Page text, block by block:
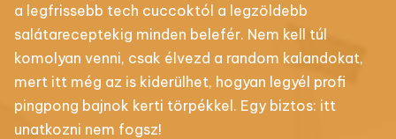
a legfrissebb tech cuccoktól a legzöldebb
salátareceptekig minden belefér. Nem kell túl
komolyan venni, csak élvezd a random kalandokat,
mert itt még az is kiderülhet, hogyan legyél profi
pingpong bajnok kerti törpékkel. Egy biztos: itt
unatkozni nem fogsz!